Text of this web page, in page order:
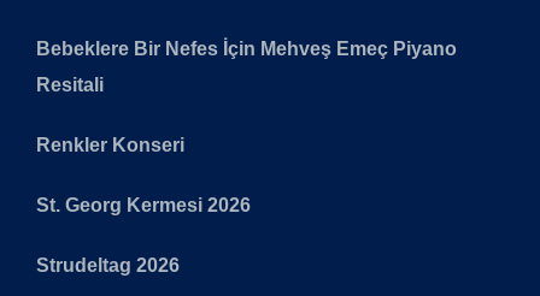
Bebeklere Bir Nefes İçin Mehveş Emeç Piyano
Resitali
Renkler Konseri
St. Georg Kermesi 2026
Strudeltag 2026